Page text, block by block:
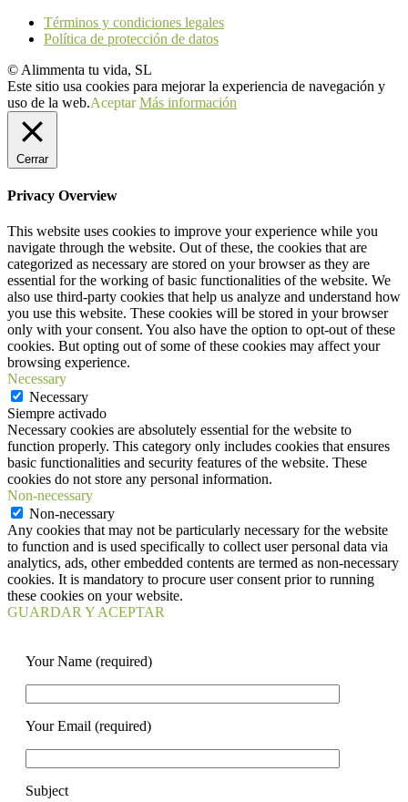
Términos y condiciones legales
Política de protección de datos
© Alimmenta tu vida, SL
Este sitio usa cookies para mejorar la experiencia de navegación y
uso de la web.Aceptar Más información
Cerrar
Privacy Overview
This website uses cookies to improve your experience while you
navigate through the website. Out of these, the cookies that are
categorized as necessary are stored on your browser as they are
essential for the working of basic functionalities of the website. We
also use third-party cookies that help us analyze and understand how
you use this website. These cookies will be stored in your browser
only with your consent. You also have the option to opt-out of these
cookies. But opting out of some of these cookies may affect your
browsing experience.
Necessary
Necessary
Siempre activado
Necessary cookies are absolutely essential for the website to
function properly. This category only includes cookies that ensures
basic functionalities and security features of the website. These
cookies do not store any personal information.
Non-necessary
Non-necessary
Any cookies that may not be particularly necessary for the website
to function and is used specifically to collect user personal data via
analytics, ads, other embedded contents are termed as non-necessary
cookies. It is mandatory to procure user consent prior to running
these cookies on your website.
GUARDAR Y ACEPTAR
Your Name (required)
Your Email (required)
Subject